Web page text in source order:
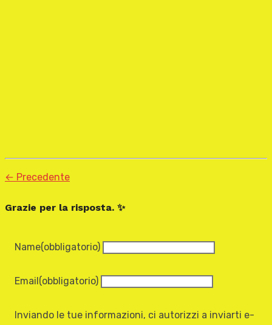
← Precedente
Grazie per la risposta. ✨
Name(obbligatorio)
Email(obbligatorio)
Inviando le tue informazioni, ci autorizzi a inviarti e-